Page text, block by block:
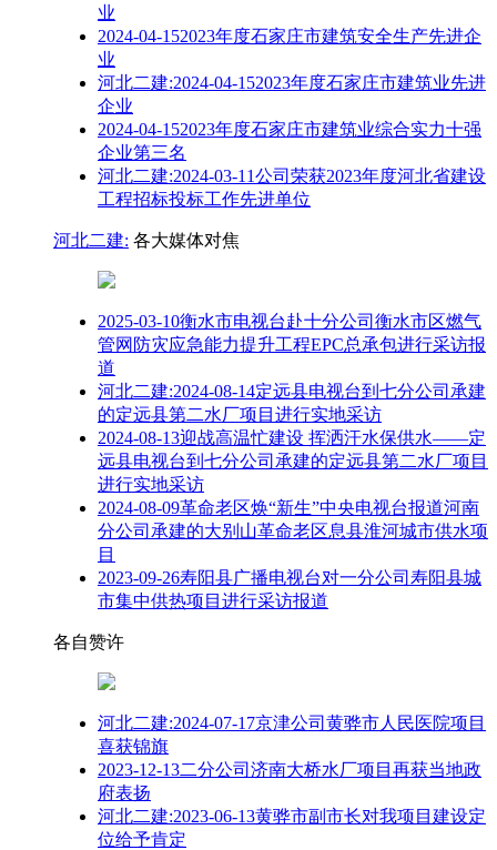
业
2024-04-152023年度石家庄市建筑安全生产先进企
业
河北二建:2024-04-152023年度石家庄市建筑业先进
企业
2024-04-152023年度石家庄市建筑业综合实力十强
企业第三名
河北二建:2024-03-11公司荣获2023年度河北省建设
工程招标投标工作先进单位
河北二建: 各大媒体对焦
2025-03-10衡水市电视台赴十分公司衡水市区燃气
管网防灾应急能力提升工程EPC总承包进行采访报
道
河北二建:2024-08-14定远县电视台到七分公司承建
的定远县第二水厂项目进行实地采访
2024-08-13迎战高温忙建设 挥洒汗水保供水——定
远县电视台到七分公司承建的定远县第二水厂项目
进行实地采访
2024-08-09革命老区焕“新生”中央电视台报道河南
分公司承建的大别山革命老区息县淮河城市供水项
目
2023-09-26寿阳县广播电视台对一分公司寿阳县城
市集中供热项目进行采访报道
各自赞许
河北二建:2024-07-17京津公司黄骅市人民医院项目
喜获锦旗
2023-12-13二分公司济南大桥水厂项目再获当地政
府表扬
河北二建:2023-06-13黄骅市副市长对我项目建设定
位给予肯定